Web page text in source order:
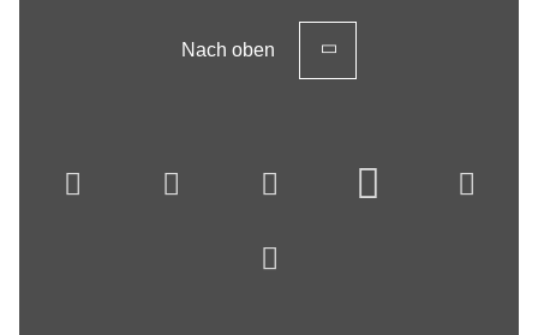
Nach oben